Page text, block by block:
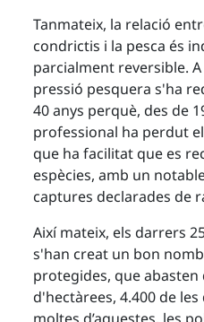
Tanmateix, la relació
condrictis i la pesca és
parcialment reversible.
pressió pesquera s'ha
40 anys perquè, des de
professional ha perdut
que ha facilitat que es
espècies, amb un
captures declarades de
Així mateix, els darrers
s'han creat un bon
protegides, que abasten
d'hectàrees, 4.400 de